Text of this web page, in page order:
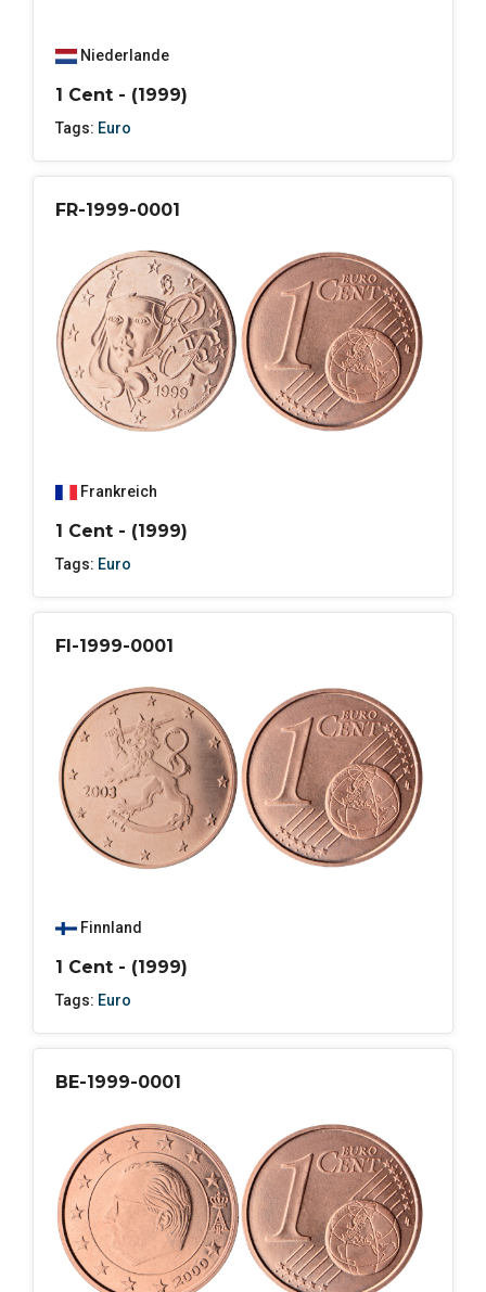
Niederlande
1 Cent - (1999)
Tags: Euro
FR-1999-0001
Frankreich
1 Cent - (1999)
Tags: Euro
FI-1999-0001
Finnland
1 Cent - (1999)
Tags: Euro
BE-1999-0001